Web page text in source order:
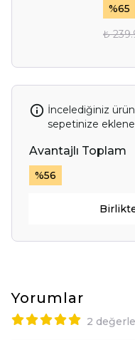
%65
₺
İncelediğiniz
sepetinize
Avantajlı Toplam
%56
Yorumlar
2